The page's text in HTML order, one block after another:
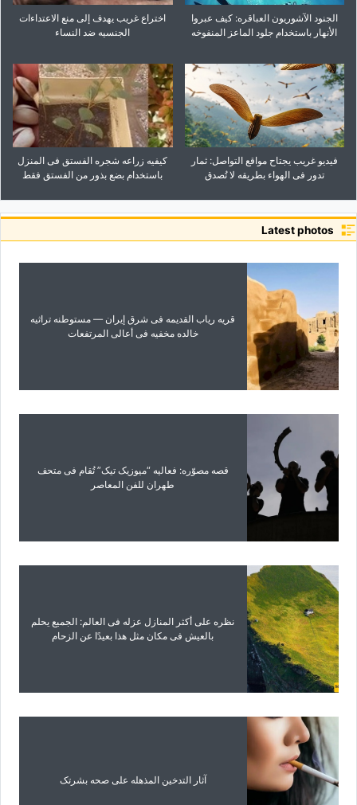
الجنود الآشوریون العباقره: کیف عبروا
الأنهار باستخدام جلود الماعز المنفوخه
اختراع غریب یهدف إلى منع الاعتداءات
الجنسیه ضد النساء
فیدیو غریب یجتاح مواقع التواصل: ثمار
تدور فی الهواء بطریقه لا تُصدق
کیفیه زراعه شجره الفستق فی المنزل
باستخدام بضع بذور من الفستق فقط
Latest photos
قریه ریاب القدیمه فی شرق إیران — مستوطنه تراثیه
خالده مخفیه فی أعالی المرتفعات
قصه مصوّره: فعالیه “میوزیک تیک” تُقام فی متحف
طهران للفن المعاصر
نظره على أکثر المنازل عزله فی العالم: الجمیع یحلم
بالعیش فی مکان مثل هذا بعیدًا عن الزحام
آثار التدخین المذهله على صحه بشرتک